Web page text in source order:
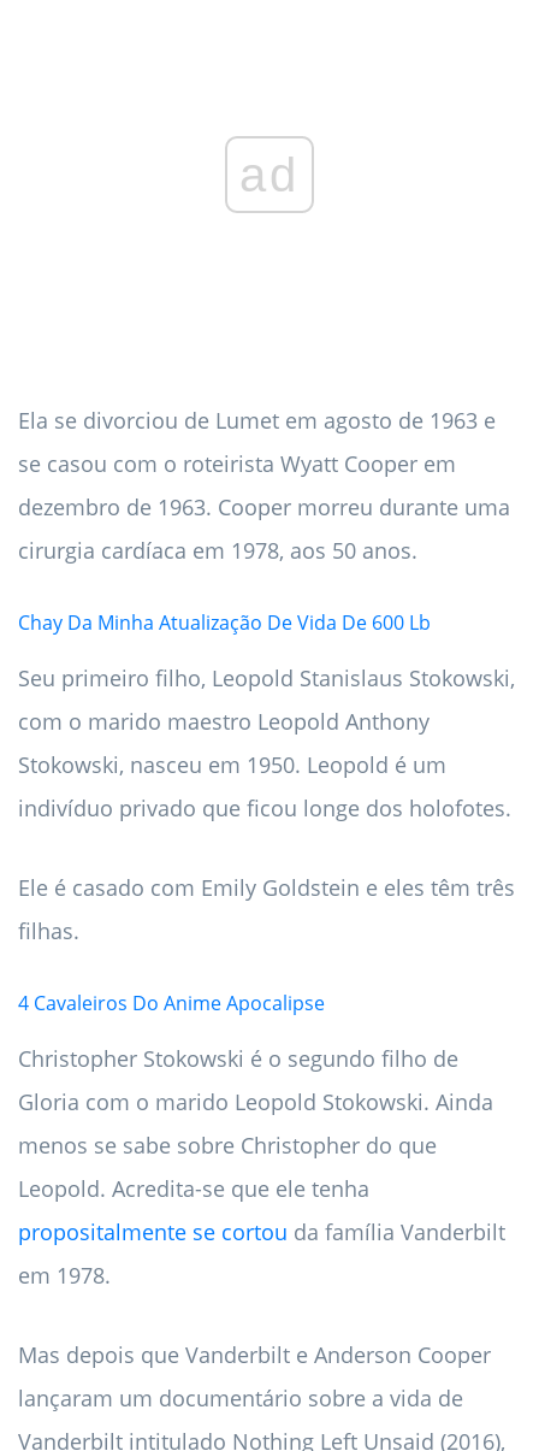
ad
Ela se divorciou de Lumet em agosto de 1963 e
se casou com o roteirista Wyatt Cooper em
dezembro de 1963. Cooper morreu durante uma
cirurgia cardíaca em 1978, aos 50 anos.
Chay Da Minha Atualização De Vida De 600 Lb
Seu primeiro filho, Leopold Stanislaus Stokowski,
com o marido maestro Leopold Anthony
Stokowski, nasceu em 1950. Leopold é um
indivíduo privado que ficou longe dos holofotes.
Ele é casado com Emily Goldstein e eles têm três
filhas.
4 Cavaleiros Do Anime Apocalipse
Christopher Stokowski é o segundo filho de
Gloria com o marido Leopold Stokowski. Ainda
menos se sabe sobre Christopher do que
Leopold. Acredita-se que ele tenha
propositalmente se cortou da família Vanderbilt
em 1978.
Mas depois que Vanderbilt e Anderson Cooper
lançaram um documentário sobre a vida de
Vanderbilt intitulado Nothing Left Unsaid (2016),